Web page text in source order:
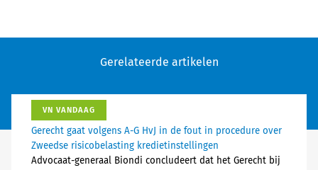
Gerelateerde artikelen
VN VANDAAG
Gerecht gaat volgens A-G HvJ in de fout in procedure over
Zweedse risicobelasting kredietinstellingen
Advocaat-generaal Biondi concludeert dat het Gerecht bij